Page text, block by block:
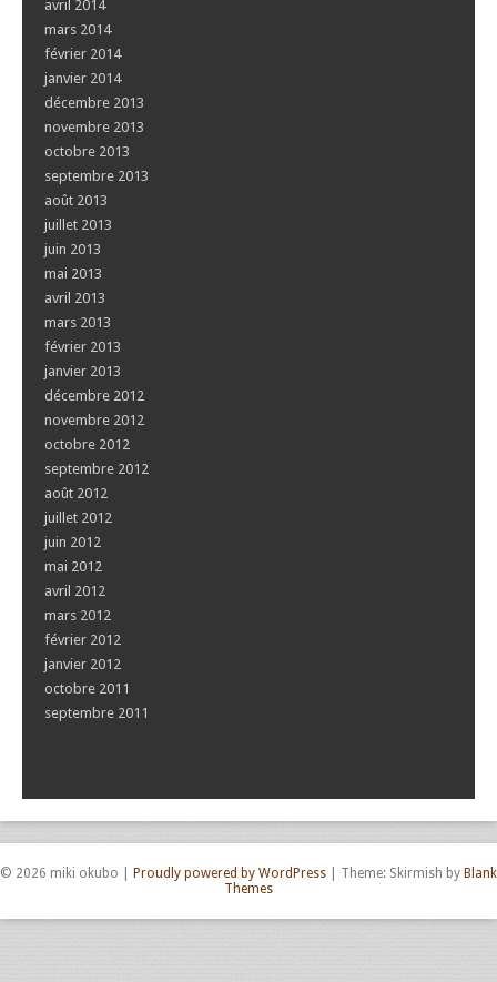
avril 2014
mars 2014
février 2014
janvier 2014
décembre 2013
novembre 2013
octobre 2013
septembre 2013
août 2013
juillet 2013
juin 2013
mai 2013
avril 2013
mars 2013
février 2013
janvier 2013
décembre 2012
novembre 2012
octobre 2012
septembre 2012
août 2012
juillet 2012
juin 2012
mai 2012
avril 2012
mars 2012
février 2012
janvier 2012
octobre 2011
septembre 2011
© 2026 miki okubo Proudly powered by WordPress Theme: Skirmish by Blank
Themes